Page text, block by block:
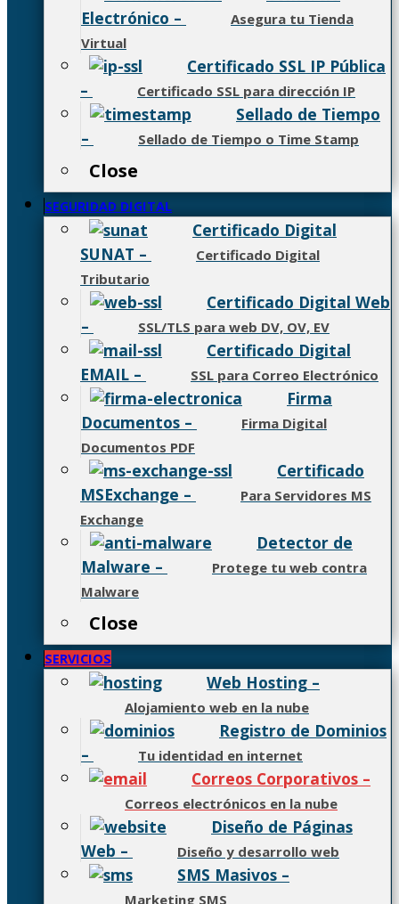
Electrónico –
Asegura tu Tienda
Virtual
Certificado SSL IP Pública
–
Certificado SSL para dirección IP
Sellado de Tiempo
–
Sellado de Tiempo o Time Stamp
Close
SEGURIDAD DIGITAL
Certificado Digital
SUNAT –
Certificado Digital
Tributario
Certificado Digital Web
–
SSL/TLS para web DV, OV, EV
Certificado Digital
EMAIL – SSL para Correo Electrónico
Firma
Documentos –
Firma Digital
Documentos PDF
Certificado
MSExchange –
Para Servidores MS
Exchange
Detector de
Malware –
Protege tu web contra
Malware
Close
SERVICIOS
Web Hosting –
Alojamiento web en la nube
Registro de Dominios
–
Tu identidad en internet
Correos Corporativos –
Correos electrónicos en la nube
Diseño de Páginas
Web – Diseño y desarrollo web
SMS Masivos –
Marketing SMS